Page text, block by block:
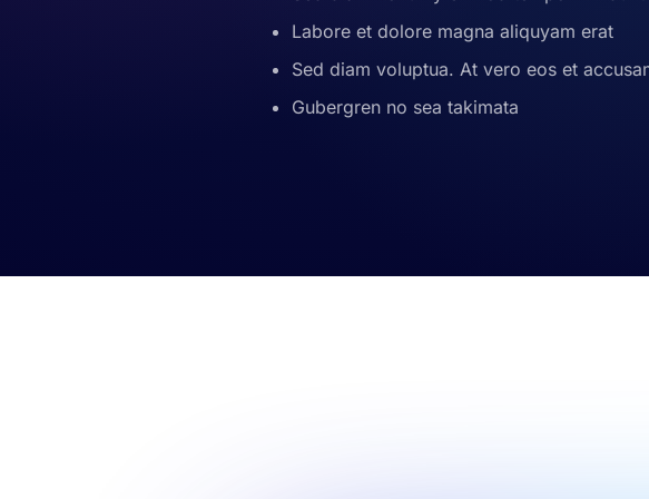
Labore et dolore magna aliquyam erat
Sed diam voluptua. At vero eos et
Gubergren no sea takimata